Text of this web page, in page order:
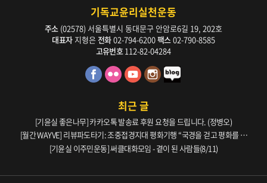
기독교윤리실천운동
주소 (02578) 서울특별시 동대문구 안암로6길 19, 202호
대표자지형은 전화02-794-6200팩스 02-790-8585
고유번호 112-82-04284
최근 글
[기윤실 좋은나무] 카카오톡 발송료 후원 요청을 드립니다. (정병오)
[월간 WAYVE] 리뷰파도타기: 조중접경지대 평화기행 “국경을 걷고 평화를 생
각하다” _ 105호
[기윤실 이주민운동] 써클대화모임 - 곁이 된 사람들(8/11)